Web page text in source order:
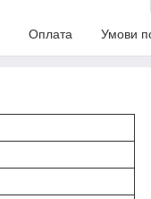
Оплата Умови